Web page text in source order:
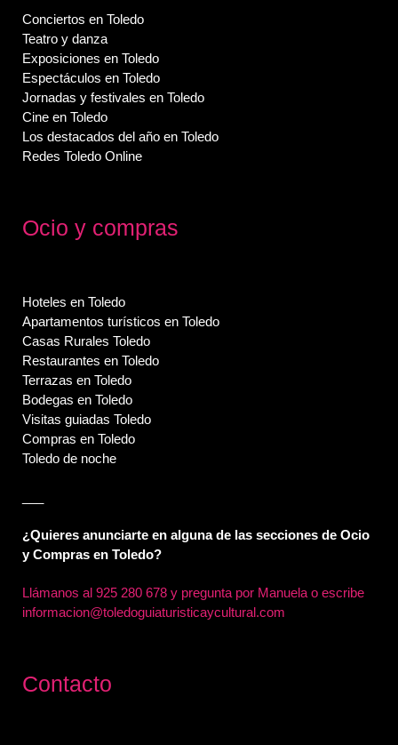
Conciertos en Toledo
Teatro y danza
Exposiciones en Toledo
Espectáculos en Toledo
Jornadas y festivales en Toledo
Cine en Toledo
Los destacados del año en Toledo
Redes Toledo Online
Ocio y compras
Hoteles en Toledo
Apartamentos turísticos en Toledo
Casas Rurales Toledo
Restaurantes en Toledo
Terrazas en Toledo
Bodegas en Toledo
Visitas guiadas Toledo
Compras en Toledo
Toledo de noche
¿Quieres anunciarte en alguna de las secciones de Ocio
y Compras en Toledo?
Llámanos al925 280 678 y pregunta por Manuela o escribe
informacion@toledoguiaturisticaycultural.com
Contacto